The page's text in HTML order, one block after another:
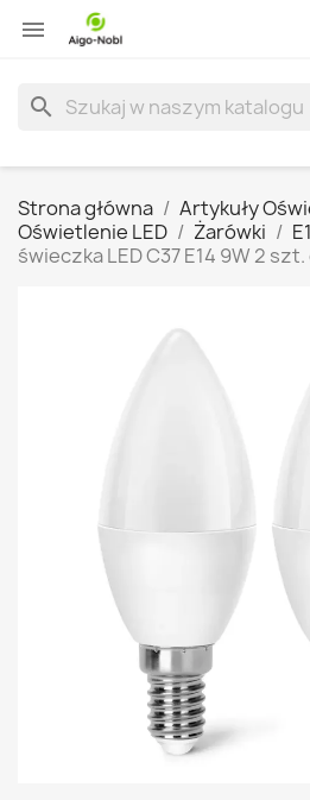

search
Strona główna
Artykuły
Oświetlenie LED
Żarówki
świeczka LED C37 E14 9W 2 szt.